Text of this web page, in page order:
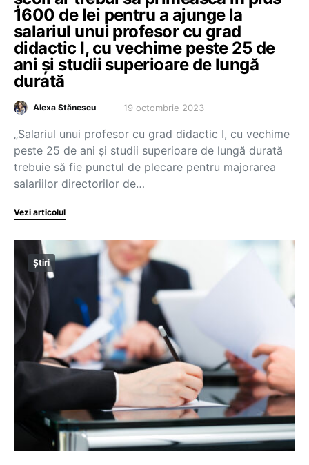
1600 de lei pentru a ajunge la
salariul unui profesor cu grad
didactic I, cu vechime peste 25 de
ani și studii superioare de lungă
durată
Alexa Stănescu 19 octombrie 2023
„Salariul unui profesor cu grad didactic I, cu vechime
peste 25 de ani și studii superioare de lungă durată
trebuie să fie punctul de plecare pentru majorarea
salariilor directorilor de…
Vezi articolul
Știri